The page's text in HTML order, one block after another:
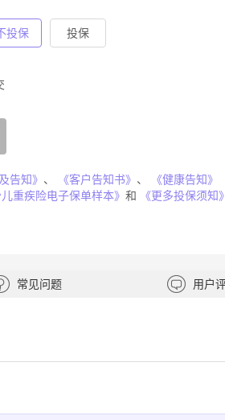
投保 投保
告知》 、 《客户告知书》 、
《健康告知》
重疾险电子保单样本》 和 《更多投保须知》
常见问题 用户